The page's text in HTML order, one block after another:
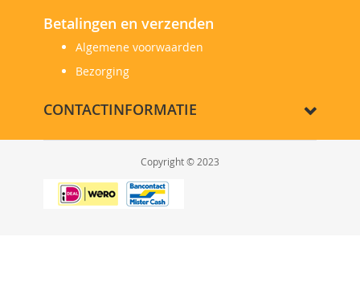
Betalingen en verzenden
Algemene voorwaarden
Bezorging
CONTACTINFORMATIE
Copyright © 2023